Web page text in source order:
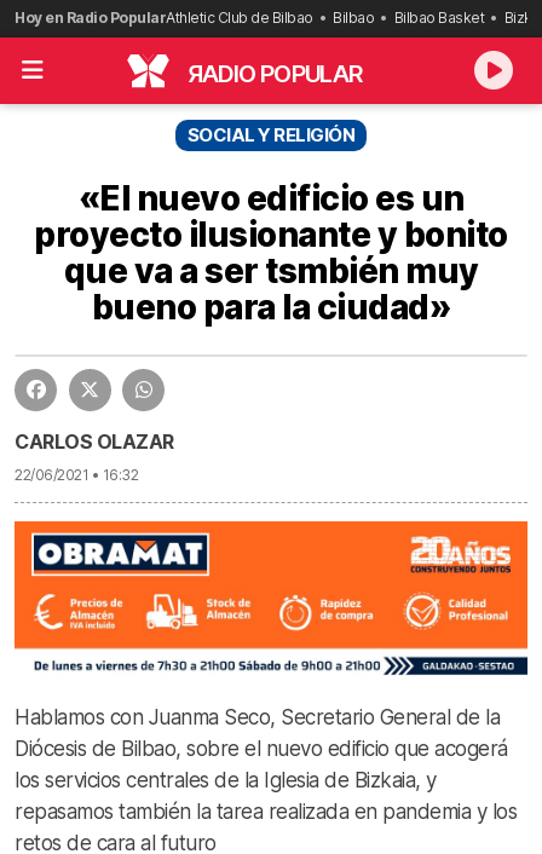
Saltar
al
contenido
Hoy en Radio PopularAthletic Club de Bilbao Bilbao Bilbao Basket
RADIO POPULAR
SOCIAL Y RELIGIÓN
«El nuevo edificio es un
proyecto ilusionante y bonito
que va a ser tsmbién muy
bueno para la ciudad»
CARLOS OLAZAR
22/06/2021 • 16:32
Hablamos con Juanma Seco, Secretario General de la
Diócesis de Bilbao, sobre el nuevo edificio que acogerá
los servicios centrales de la Iglesia de Bizkaia, y
repasamos también la tarea realizada en pandemia y los
retos de cara al futuro